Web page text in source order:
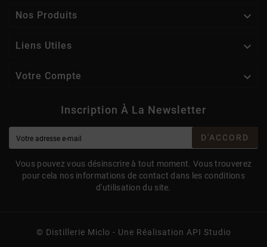
Nos Produits 
Liens Utiles 
Votre Compte 
Inscription À La Newsletter
D'ACCORD
Vous pouvez vous désinscrire à tout moment. Vous trouverez
pour cela nos informations de contact dans les conditions
d'utilisation du site.
© Distillerie Miclo - Une Réalisation API Studio